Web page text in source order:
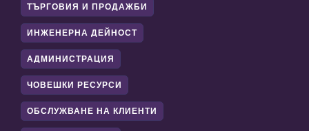
ТЪРГОВИЯ И ПРОДАЖБИ
ИНЖЕНЕРНА ДЕЙНОСТ
АДМИНИСТРАЦИЯ
ЧОВЕШКИ РЕСУРСИ
ОБСЛУЖВАНЕ НА КЛИЕНТИ